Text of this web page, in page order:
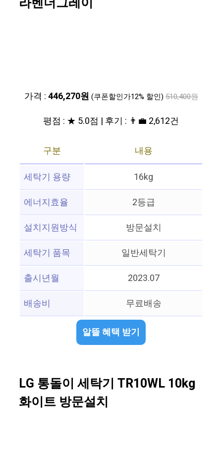
가격 :446,270원 (쿠폰할인가12% 할인) 510,400원
평점 : ★ 5.0점 | 후기 : 👨‍💼 2,612건
구분
내용
세탁기 용량
16kg
에너지효율
2등급
설치지원방식
방문설치
세탁기 품목
일반세탁기
출시년월
2023.07
배송비
무료배송
알뜰 혜택 받기
LG 통돌이 세탁기 TR10WL 10kg
화이트 방문설치